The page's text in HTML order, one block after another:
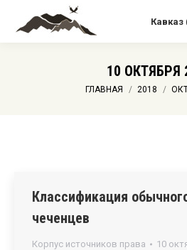
Кавказ
10 ОКТЯБРЯ
Вы здесь:
ГЛАВНАЯ 2018
Классификация
чеченцев
Корпус источников права 10